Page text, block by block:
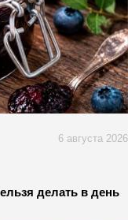
6 августа 2026
делать в день